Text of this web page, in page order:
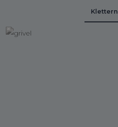
Klettern